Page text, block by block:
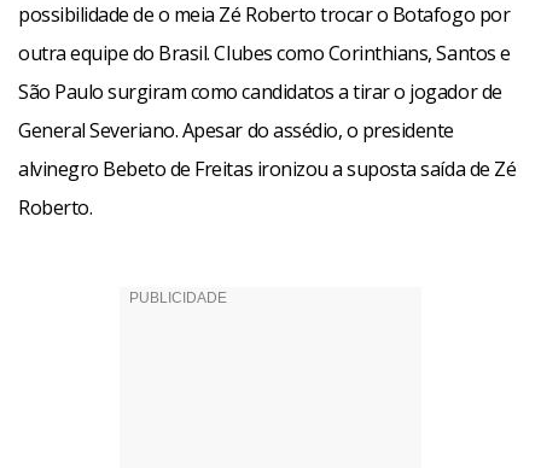
possibilidade de o meia Zé Roberto trocar o Botafogo por
outra equipe do Brasil. Clubes como Corinthians, Santos e
São Paulo surgiram como candidatos a tirar o jogador de
General Severiano. Apesar do assédio, o presidente
alvinegro Bebeto de Freitas ironizou a suposta saída de Zé
Roberto.